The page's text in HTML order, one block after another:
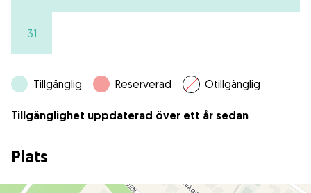
31
Tillgänglig Reserverad Otillgänglig
Tillgänglighet uppdaterad över ett år sedan
Plats